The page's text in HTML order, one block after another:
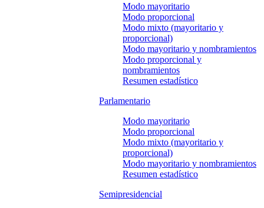
Modo mayoritario
Modo proporcional
Modo mixto (mayoritario y
proporcional)
Modo mayoritario y nombramientos
Modo proporcional y
nombramientos
Resumen estadístico
Parlamentario
Modo mayoritario
Modo proporcional
Modo mixto (mayoritario y
proporcional)
Modo mayoritario y nombramientos
Resumen estadístico
Semipresidencial